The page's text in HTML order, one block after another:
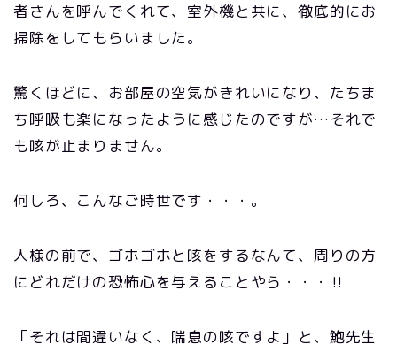
者さんを呼んでくれて、室外機と共に、徹底的にお
掃除をしてもらいました。
驚くほどに、お部屋の空気がきれいになり、たちま
ち呼吸も楽になったように感じたのですが…それで
も咳が止まりません。
何しろ、こんなご時世です・・・。
人様の前で、ゴホゴホと咳をするなんて、周りの方
にどれだけの恐怖心を与えることやら・・・‼
「それは間違いなく、喘息の咳ですよ」と、鮑先生